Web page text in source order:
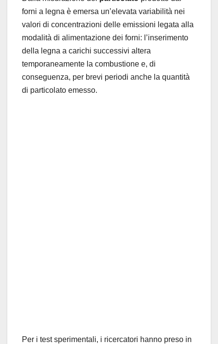
forni a legna è emersa un’elevata variabilità nei
valori di concentrazioni delle emissioni legata alla
modalità di alimentazione dei forni: l’inserimento
della legna a carichi successivi altera
temporaneamente la combustione e, di
conseguenza, per brevi periodi anche la quantità
di particolato emesso.
Per i test sperimentali, i ricercatori hanno preso in